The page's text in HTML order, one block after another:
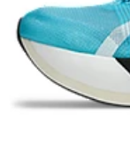
Provides
At least 50% of
with recycled
emissions
The sockliner is